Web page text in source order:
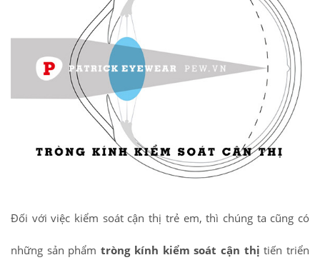
Đối với việc kiểm soát cận thị trẻ em, thì chúng ta cũng có
những sản phẩmtròng kính kiểm soát cận thị tiến triển